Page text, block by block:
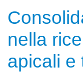
nella
apicali e